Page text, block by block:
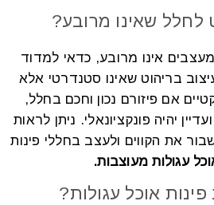
לחלל שאינו מרובע?
אינו מרובע, כדאי למדוד
עיצוב בריהוט שאינו סטנדרטי אלא
אם פיזורם נכון וחכם בחלל,
יהיה פונקציונאלי. ניתן לראות
את הקווים ולעצב בחללי פינות
עגולות מעוצבות.
אוכל עגולות?